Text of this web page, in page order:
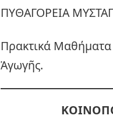
ΠΥΘΑΓΟΡΕΙΑ
Πρακτικά
Ἀγωγῆς.